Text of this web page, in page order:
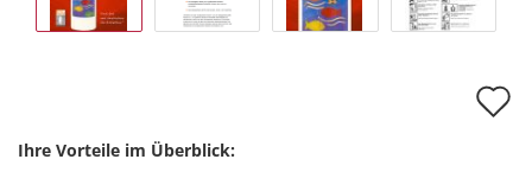
Ihre Vorteile im Überblick: